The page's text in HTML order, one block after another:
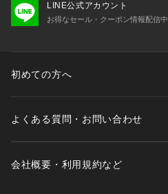
LINE公式アカウント
お得なセール・クーポン情報配信中
初めての方へ
よくある質問・お問い合わせ
会社概要・利用規約など